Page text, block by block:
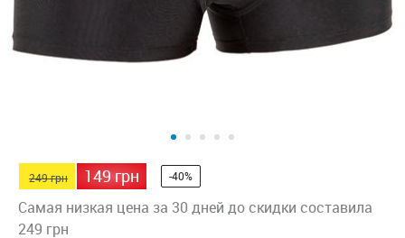
249 грн 149 грн -40%
Самая низкая цена за 30 дней до скидки составила
249 грн